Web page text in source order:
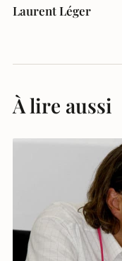
Laurent Léger
À lire aussi